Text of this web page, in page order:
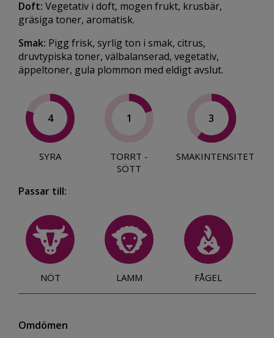
Doft: Vegetativ i doft, mogen frukt, krusbär,
gräsiga toner, aromatisk.
Smak: Pigg frisk, syrlig ton i smak, citrus,
druvtypiska toner, välbalanserad, vegetativ,
äppeltoner, gula plommon med eldigt avslut.
4
SYRA
1
TORRT -
SÖTT
3
SMAKINTENSITET
Passar till:
NÖT LAMM FÅGEL
Omdömen